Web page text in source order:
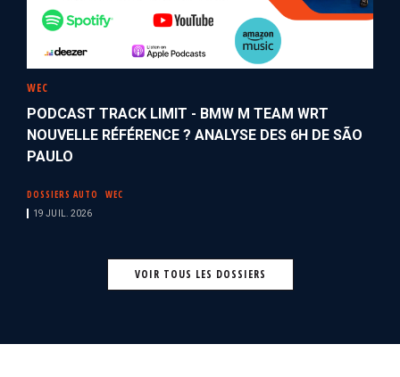
WEC
PODCAST TRACK LIMIT - BMW M TEAM WRT
NOUVELLE RÉFÉRENCE ? ANALYSE DES 6H DE SÃO
PAULO
DOSSIERS AUTO WEC
19 JUIL. 2026
VOIR TOUS LES DOSSIERS